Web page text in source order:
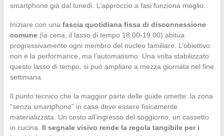
smartphone già dal lunedì. L’approccio a fasi funziona meglio.
Iniziare con una fascia quotidiana fissa di disconnessione
comune(la cena, il lasso di tempo 18:00-19:00) abitua
progressivamente ogni membro del nucleo familiare. L’obiettivo
non è la performance, ma l’automatismo. Una volta stabilizzato
questo lasso di tempo, si può ampliare a mezza giornata nel fine
settimana.
Il punto tecnico che la maggior parte delle guide omette: la zona
“senza smartphone” in casa deve essere fisicamente
materializzata. Un cesto all’ingresso del soggiorno, un cassetto
in cucina. Il segnale visivo rende la regola tangibile per i